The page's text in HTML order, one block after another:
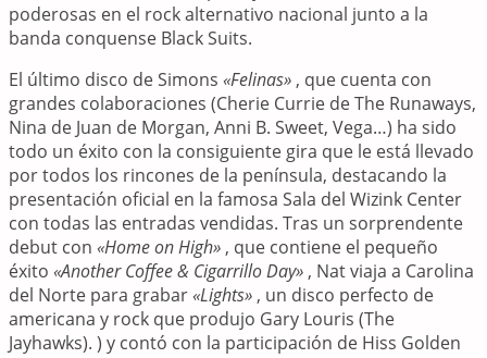
poderosas en el rock alternativo nacional junto a la
banda conquense Black Suits.
El último disco de Simons «Felinas» , que cuenta con
grandes colaboraciones (Cherie Currie de The Runaways,
Nina de Juan de Morgan, Anni B. Sweet, Vega…) ha sido
todo un éxito con la consiguiente gira que le está llevado
por todos los rincones de la península, destacando la
presentación oficial en la famosa Sala del Wizink Center
con todas las entradas vendidas. Tras un sorprendente
debut con «Home on High» , que contiene el pequeño
éxito «Another Coffee & Cigarrillo Day» , Nat viaja a Carolina
del Norte para grabar«Lights» , un disco perfecto de
americana y rock que produjo Gary Louris (The
Jayhawks). ) y contó con la participación de Hiss Golden